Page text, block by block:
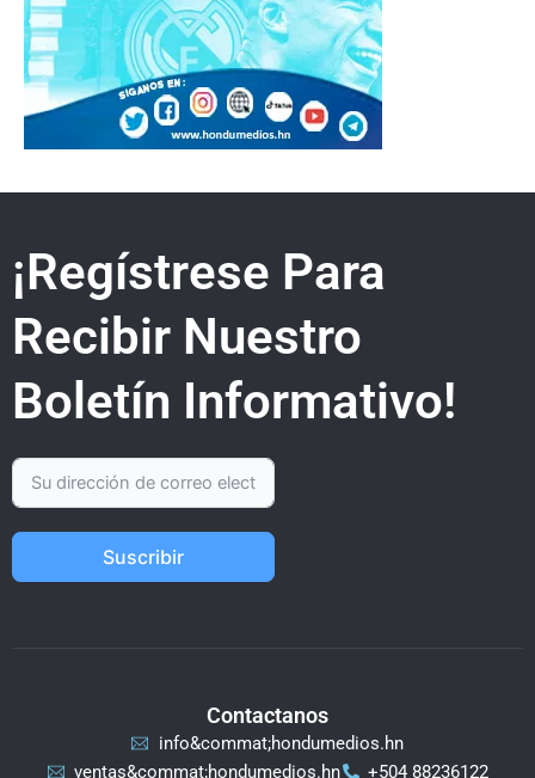
¡Regístrese Para
Recibir Nuestro
Boletín Informativo!
Suscribir
Contactanos
info&commat;hondumedios.hn
ventas&commat;hondumedios.hn
+504 88236122